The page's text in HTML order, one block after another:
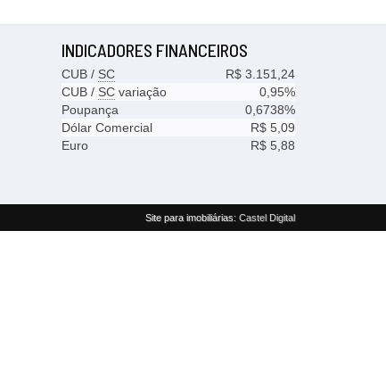
INDICADORES FINANCEIROS
CUB / SC
R$ 3.151,24
CUB / SCvariação
0,95%
Poupança
0,6738%
Dólar Comercial
R$ 5,09
Euro
R$ 5,88
Site para imobiliárias: Castel Digital